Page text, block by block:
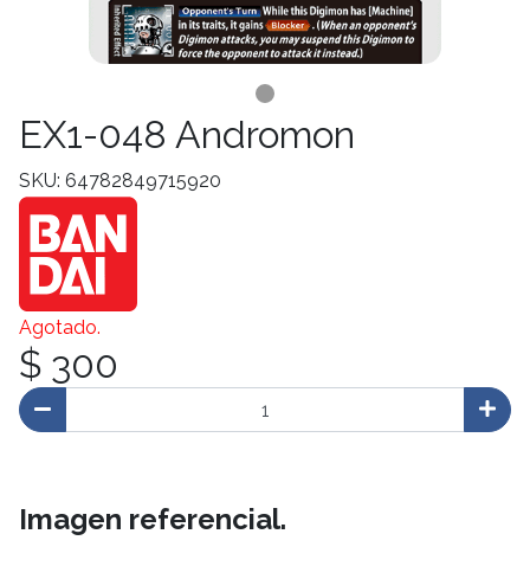
EX1-048 Andromon
SKU: 64782849715920
Agotado.
$ 300
Imagen referencial.